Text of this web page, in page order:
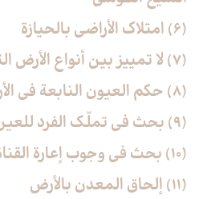
(6) امتلاك الأراضي بالحيازة
(7) لا تمييز بين أنواع الأرض التي أسلم عليها أهلها
(8) حكم العيون النابعة في الأرض المملوكة
(9) بحث في تملّك الفرد للعين التي يستنبطها
(10) بحث في وجوب إعارة القناة عند الاستغناء عنها
(11) إلحاق المعدن بالأرض‏